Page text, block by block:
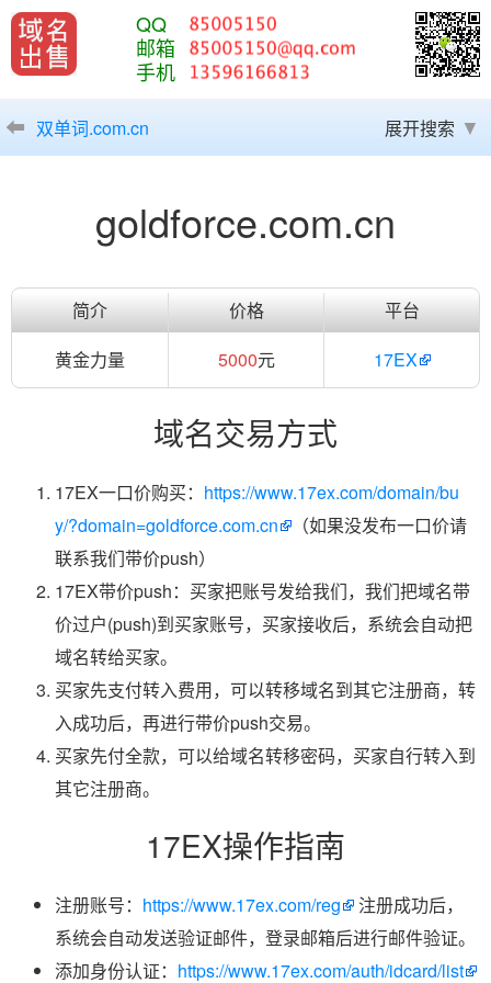
QQ
邮箱
手机
双单词.com.cn 展开搜索
goldforce.com.cn
简介 价格
平台
黄金力量
5000元 17EX
域名交易方式
17EX一口价购买： https://www.17ex.com/domain/bu
y/?domain=goldforce.com.cn
（如果没发布一口价请
联系我们带价push）
17EX带价push：买家把账号发给我们，我们把域名带
价过户(push)到买家账号，买家接收后，系统会自动把
域名转给买家。
买家先支付转入费用，可以转移域名到其它注册商，转
入成功后，再进行带价push交易。
买家先付全款，可以给域名转移密码，买家自行转入到
其它注册商。
17EX操作指南
注册账号： https://www.17ex.com/reg
注册成功后，
系统会自动发送验证邮件，登录邮箱后进行邮件验证。
添加身份认证： https://www.17ex.com/auth/idcard/list